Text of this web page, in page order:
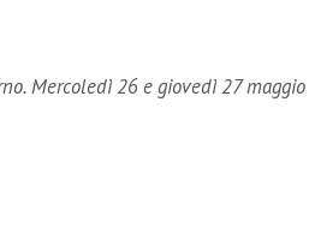
Mercoledì 26 e giovedì 27 maggio